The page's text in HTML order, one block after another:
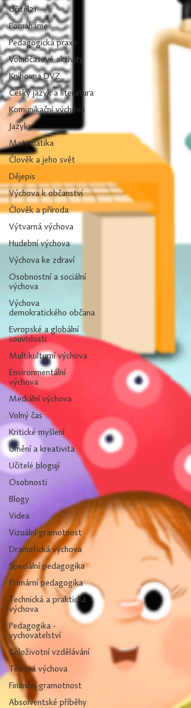
Učitel21
Pomáháme
Pedagogická praxe
Volnočasové aktivity
Knihovna DVZ
Český jazyk a literatura
Komunikační výchova
Jazyky
Matematika
Člověk a jeho svět
Dějepis
Výchova k občanství
Člověk a příroda
Výtvarná výchova
Hudební výchova
Výchova ke zdraví
Osobnostní a sociální
výchova
Výchova
demokratického občana
Evropské a globální
souvislosti
Multikulturní výchova
Environmentální
výchova
Mediální výchova
Volný čas
Kritické myšlení
Umění a kreativita
Učitelé blogují
Osobnosti
Blogy
Videa
Vizuální gramotnost
Dramatická výchova
Speciální pedagogika
Primární pedagogika
Technická a praktická
výchova
Pedagogika -
vychovatelství
Celoživotní vzdělávání
Tělesná výchova
Finanční gramotnost
Absolventské příběhy